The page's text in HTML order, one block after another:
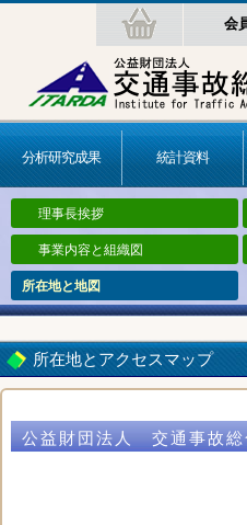
会
分析研究成果 統計資料
理事長挨拶
事業内容と組織図
所在地と地図
所在地とアクセスマップ
公益財団法人 交通事故総